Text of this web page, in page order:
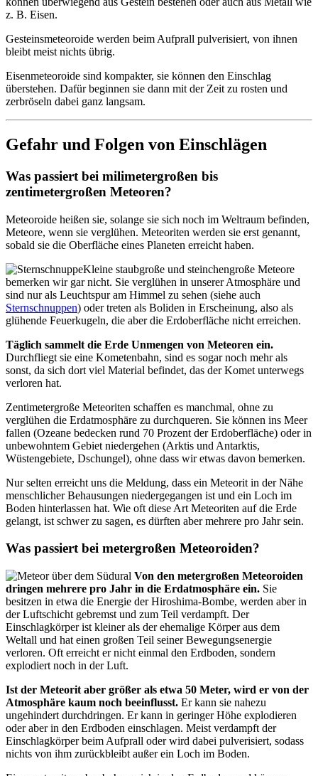
z. B. Eisen.
Gesteinsmeteoroide werden beim Aufprall pulverisiert, von ihnen
bleibt meist nichts übrig.
Eisenmeteoroide sind kompakter, sie können den Einschlag
überstehen. Dafür beginnen sie dann mit der Zeit zu rosten und
zerbröseln dabei ganz langsam.
Gefahr und Folgen von Einschlägen
Was passiert bei milimetergroßen bis
zentimetergroßen Meteoren?
Meteoroide heißen sie, solange sie sich noch im Weltraum befinden,
Meteore, wenn sie verglühen. Meteoriten werden sie erst genannt,
sobald sie die Oberfläche eines Planeten erreicht haben.
Kleine staubgroße und steinchengroße Meteore
bemerken wir gar nicht. Sie verglühen in unserer Atmosphäre und
sind nur als Leuchtspur am Himmel zu sehen (siehe auch
Sternschnuppen) oder treten als Boliden in Erscheinung, also als
glühende Feuerkugeln, die aber die Erdoberfläche nicht erreichen.
Täglich sammelt die Erde Unmengen von Meteoren ein.
Durchfliegt sie eine Kometenbahn, sind es sogar noch mehr als
sonst, da sich dort viel Material befindet, das der Komet unterwegs
verloren hat.
Zentimetergroße Meteoriten schaffen es manchmal, ohne zu
verglühen die Erdatmosphäre zu durchqueren. Sie können ins Meer
fallen (Ozeane bedecken rund 70 Prozent der Erdoberfläche) oder in
unbewohntem Gebiet niedergehen (Arktis und Antarktis,
Wüstengebiete, Dschungel), ohne dass wir etwas davon bemerken.
Nur selten erreicht uns die Meldung, dass ein Meteorit in der Nähe
menschlicher Behausungen niedergegangen ist und ein Loch im
Boden hinterlassen hat. Wie oft diese Art Meteoriten auf die Erde
gelangt, ist schwer zu sagen, es dürften aber mehrere pro Jahr sein.
Was passiert bei metergroßen Meteoroiden?
Von den metergroßen Meteoroiden
dringen mehrere pro Jahr in die Erdatmosphäre ein. Sie
besitzen in etwa die Energie der Hiroshima-Bombe, werden aber in
der Luftschicht gebremst und zum Teil verdampft. Der
Einschlagkörper ist kleiner als der ehemalige Körper aus dem
Weltall und hat einen großen Teil seiner Bewegungsenergie
verloren. Oft erreicht er nicht einmal den Erdboden, sondern
explodiert noch in der Luft.
Ist der Meteorit aber größer als etwa 50 Meter, wird er von der
Atmosphäre kaum noch beeinflusst. Er kann sie nahezu
ungehindert durchdringen. Er kann in geringer Höhe explodieren
oder aber in den Erdboden einschlagen. Meist verdampft der
Einschlagkörper beim Aufprall oder wird dabei pulverisiert, sodass
nichts von ihm zurückbleibt außer ein Loch im Boden.